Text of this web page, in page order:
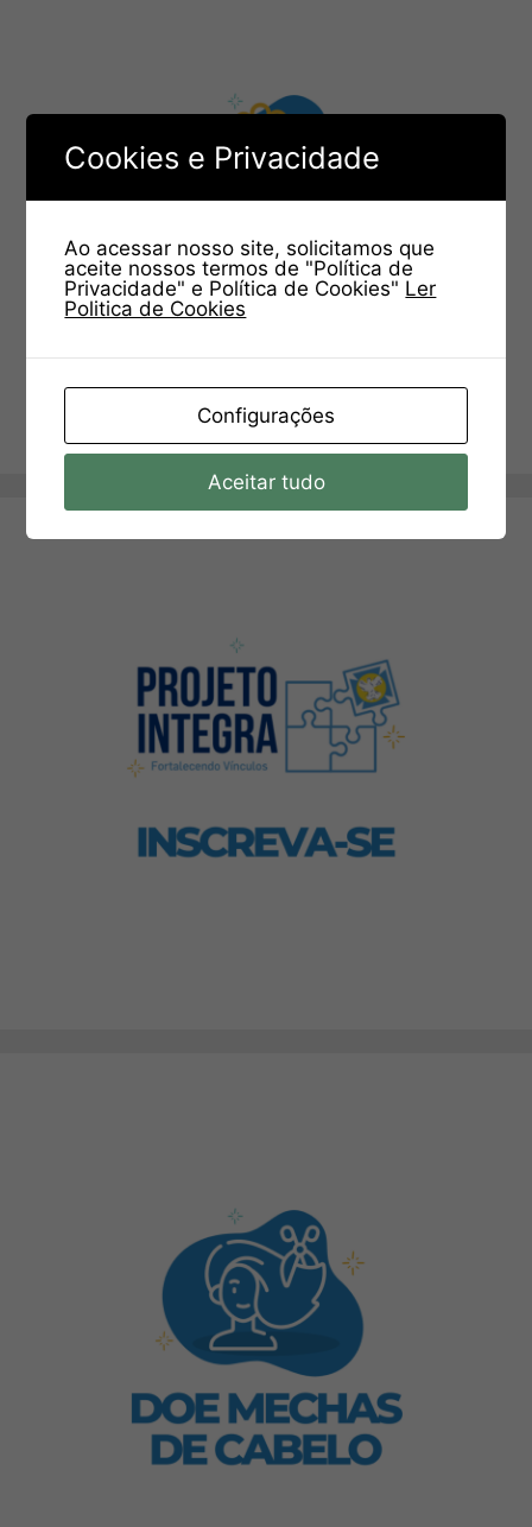
Cookies e Privacidade
Ao acessar nosso site, solicitamos que
aceite nossos termos de "Política de
Privacidade" e Política de Cookies" Ler
Politica de Cookies
Configurações
Aceitar tudo